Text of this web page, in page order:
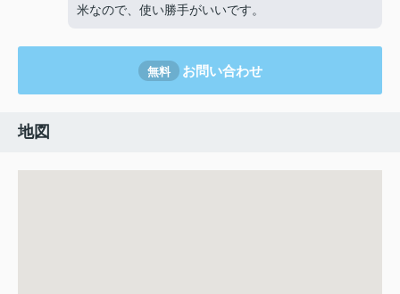
米なので、使い勝手がいいです。
無料 お問い合わせ
地図